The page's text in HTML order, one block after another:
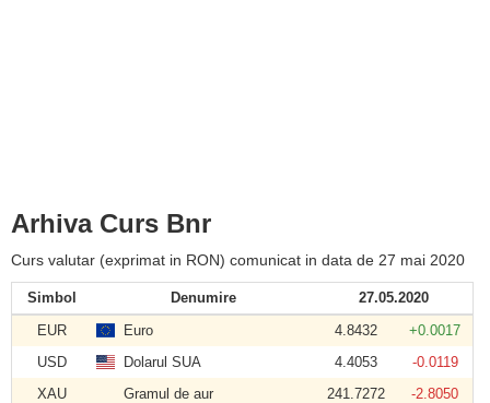
Arhiva Curs Bnr
Curs valutar (exprimat in RON) comunicat in data de 27 mai 2020
Simbol Denumire
27.05.2020
EUR
Euro 4.8432
+0.0017
USD
Dolarul SUA 4.4053
-0.0119
XAU
Gramul de aur 241.7272
-2.8050